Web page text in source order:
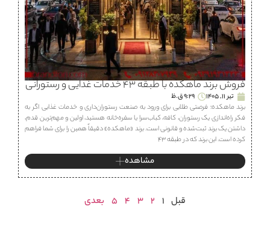
فروش برند ماهكده با طبقه ۴۳ خدمات غذایی و رستورانی
تیر 11, 1405
9:29 ق.ظ
برند ماهكده؛ فرصتی طلایی برای ورود به صنعت رستوران‌داری و خدمات غذایی اگر به
فکر راه‌اندازی یک رستوران، كافه، كباب‌سرا یا سفره‌خانه هستید، اولین و مهم‌ترین قدم،
داشتن یک برند ثبت‌شده و قانونی است. برند «ماهكده» دقیقاً همین را برای شما فراهم
کرده است. این برند که در طبقه ۴۳
مشاهده
قبل 1
2
3
4
5 بعدی